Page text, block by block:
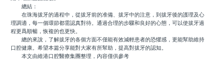
總結：
在珠海拔牙的過程中，從拔牙前的准備、拔牙中的注意，到拔牙後的護理及心
理調適，每一個環節都需認真對待。通過合理的步驟和良好的心態，可以使拔牙過
程更爲順暢，恢複的也更快。
總的來說，了解拔牙的各個方面不僅能有效減輕患者的恐懼感，更能幫助維持
口腔健康。希望本篇分享能對大家有所幫助，提高對拔牙的認知。
本文由維港口腔醫療集團整理，內容僅供參考